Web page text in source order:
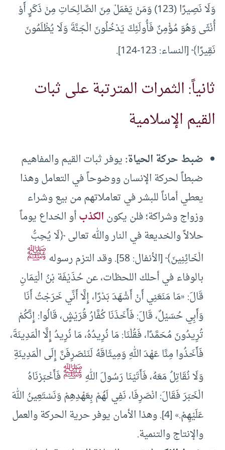
وَلَا نَصِيرًا (123) وَمَنْ يَعْمَلْ مِنَ الصَّالِحَاتِ مِنْ ذَكَرٍ أَوْ
أُنْثَى وَهُوَ مُؤْمِنٌ فَأُولَئِكَ يَدْخُلُونَ الْجَنَّةَ وَلَا يُظْلَمُونَ
نَقِيرًا﴾ [النساء: 123-124].
ثانياً: الثمرات المترتبة على ثبات
القيم الإسلامية
ضبط حركة الحياة:يوفر ثبات القيم والمفاهيم
ضبطاً لحركة الإنسان ووضوحاً في التعامل وهذا
يعطي أماناً للبشر في تعاملاتهم من بيع وشراء
وزواج وشراكة؛ فلن يكونالكذبأو الخداع يوماً
حلالاً والخديعة في النار والله تعالى ﴿لَا يُحِبُّ
الْخَائِنِينَ﴾ [الأنفال: 58]. وقد التزم رسوله
ﷺ
بالوفاء في أحلك اللحظات، عن حُذَيْفَة بْنُ الْيَمَانِ
قَالَ: «مَا مَنَعَنِي أَنْ أَشْهَدَ بَدْرًا، إِلَّا أَنِّي خَرَجْتُ أَنَا
وَأَبِي حُسَيْلٌ، قَالَ: فَأَخَذَنَا كُفَّارُ قُرَيْشٍ، قَالُوا: إِنَّكُمْ
تُرِيدُونَ مُحَمَّدًا، فَقُلْنَا: مَا نُرِيدُهُ، مَا نُرِيدُ إِلَّا الْمَدِينَةَ،
فَأَخَذُوا مِنَّا عَهْدَ اللهِ وَمِيثَاقَهُ لَنَنْصَرِفَنَّ إِلَى الْمَدِينَةِ
وَلَا نُقَاتِلُ مَعَهُ، فَأَتَيْنَا رَسُولَ اللهِﷺفَأَخْبَرْنَاهُ
الْخَبَرَ فَقَالَ: انْصَرِفَا، ‌نَفِي ‌لَهُمْ ‌بِعَهْدِهِمْ وَنَسْتَعِينُ اللهَ
عَلَيْهِمْ.» [4]. وهذا الأمان يوفر حرية الحركة والعمل
والإنتاج والتنمية.